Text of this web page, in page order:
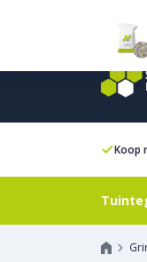
Koop